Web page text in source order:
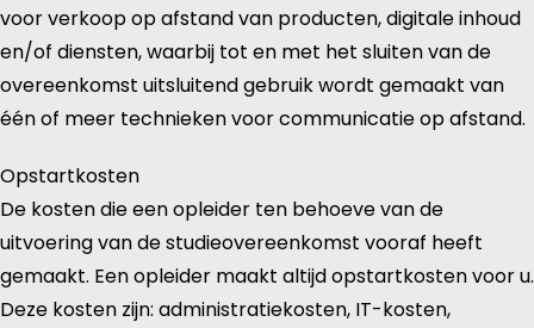
voor verkoop op afstand van producten, digitale inhoud
en/of diensten, waarbij tot en met het sluiten van de
overeenkomst uitsluitend gebruik wordt gemaakt van
één of meer technieken voor communicatie op afstand.
Opstartkosten
De kosten die een opleider ten behoeve van de
uitvoering van de studieovereenkomst vooraf heeft
gemaakt. Een opleider maakt altijd opstartkosten voor u.
Deze kosten zijn: administratiekosten, IT-kosten,